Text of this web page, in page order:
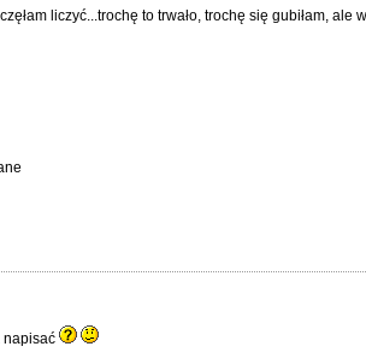
liczyć...trochę to trwało, trochę się gubiłam, ale
napisać